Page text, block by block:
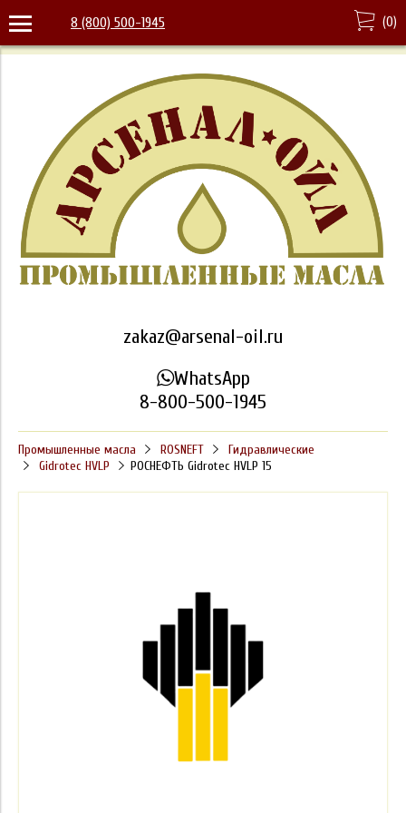
8 (800) 500-1945 (0)
zakaz@arsenal-oil.ru
WhatsApp
8-800-500-1945
Промышленные масла ROSNEFT
Гидравлические
Gidrotec HVLP
РОСНЕФТЬ Gidrotec HVLP 15